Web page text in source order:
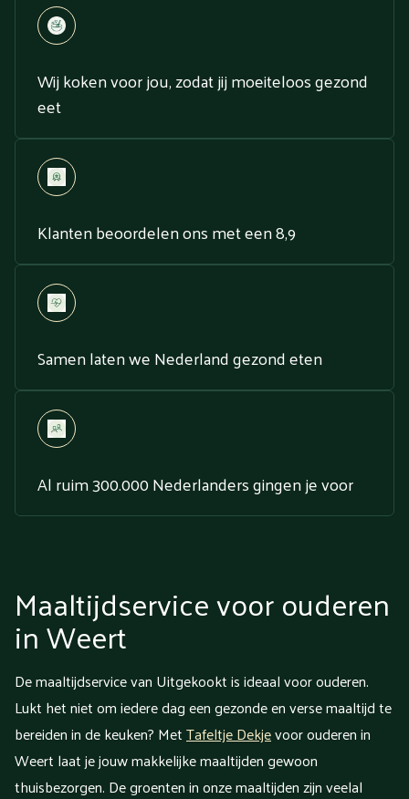
Wij koken voor jou, zodat jij moeiteloos gezond
eet
Klanten beoordelen ons met een 8,9
Samen laten we Nederland gezond eten
Al ruim 300.000 Nederlanders gingen je voor
Maaltijdservice voor ouderen
in Weert
De maaltijdservice van Uitgekookt is ideaal voor ouderen.
Lukt het niet om iedere dag een gezonde en verse maaltijd te
bereiden in de keuken? MetTafeltje Dekjevoor ouderen in
Weert laat je jouw makkelijke maaltijden gewoon
thuisbezorgen. De groenten in onze maaltijden zijn veelal